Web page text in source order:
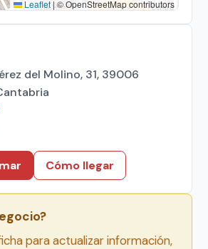
Leaflet|© OpenStreetMap contributors
del Molino, 31, 39006
Cómo llegar
para actualizar información,